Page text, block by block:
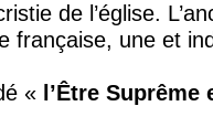
de l’église.
française, une et
« l’Être